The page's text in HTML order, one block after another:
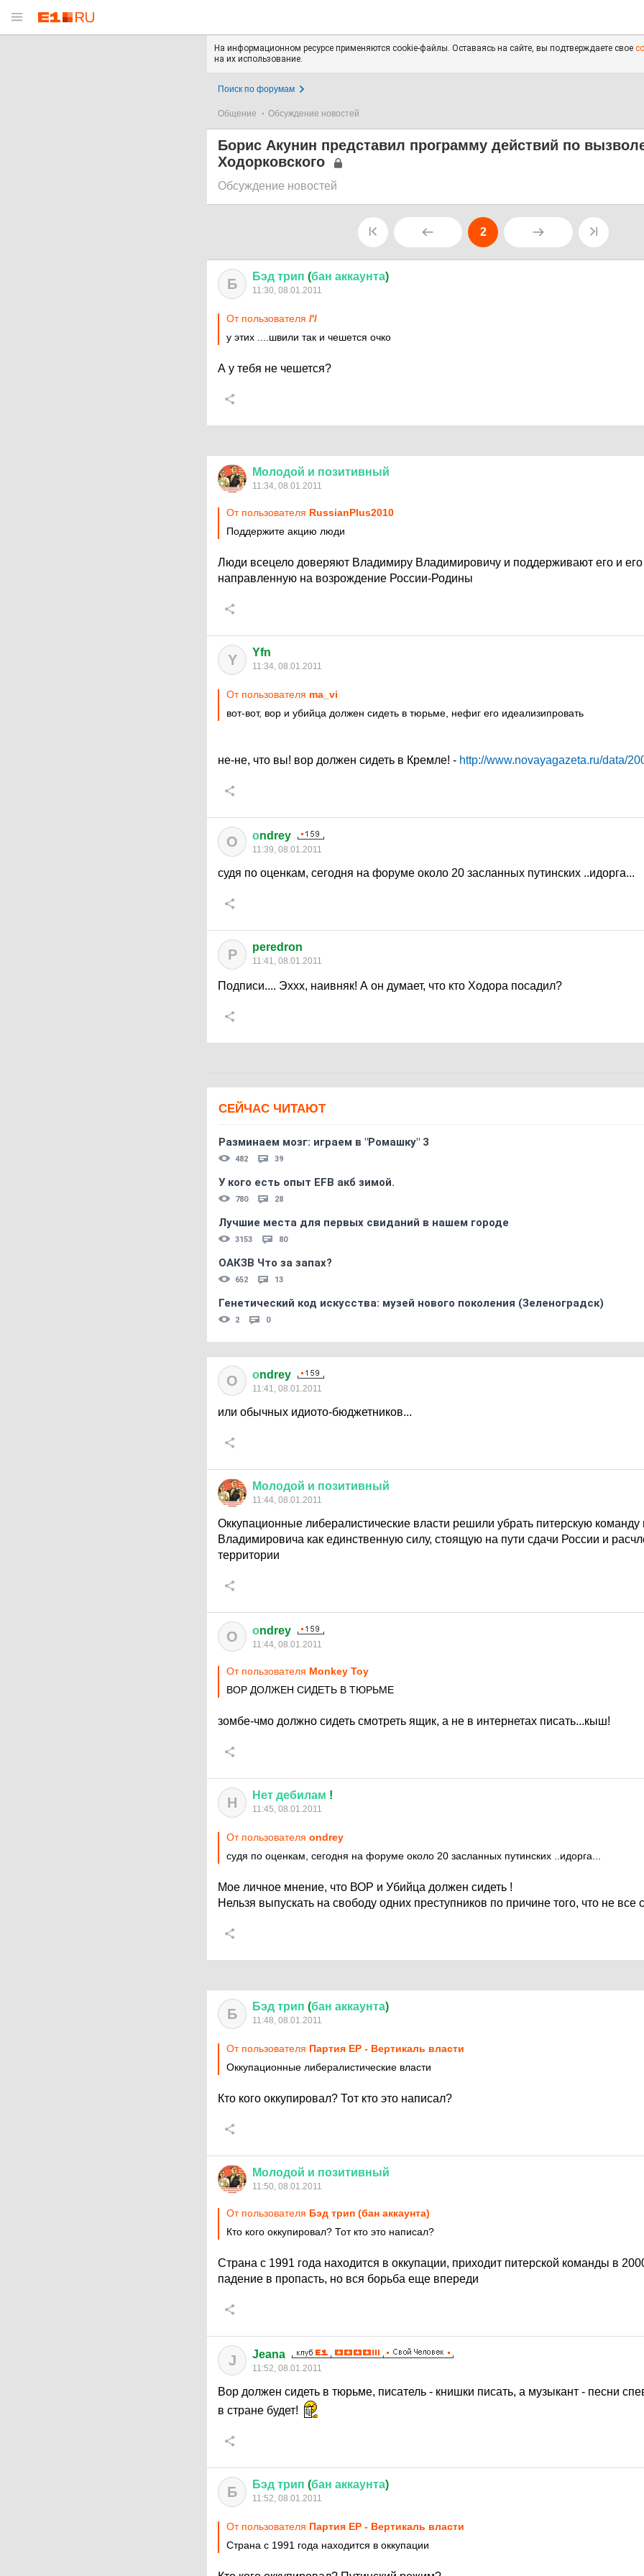
На информационном ресурсе применяются cookie-файлы. Оставаясь на сайте, вы подтверждаете свое
на их использование.
Поиск по форумам
Общение Обсуждение новостей
Борис Акунин представил программу действий по
Ходорковского
Обсуждение новостей
2
Б Бэд трип (бан аккаунта)
11:30, 08.01.2011
От пользователя /'/
у этих ....швили так и чешется очко
А у тебя не чешется?
Молодой и позитивный
11:34, 08.01.2011
От пользователя RussianPlus2010
Поддержите акцию люди
Люди всецело доверяют Владимиру Владимировичу и поддерживают его и его
направленную на возрождение России-Родины
Y Yfn
11:34, 08.01.2011
От пользователя ma_vi
вот-вот, вор и убийца должен сидеть в тюрьме, нефиг его идеализипровать
не-не, что вы! вор должен сидеть в Кремле! - http://www.novayagazeta.ru/data/
О оndrey
11:39, 08.01.2011
судя по оценкам, сегодня на форуме около 20 засланных путинских ..идорга...
P peredron
11:41, 08.01.2011
Подписи.... Эххх, наивняк! А он думает, что кто Ходора посадил?
СЕЙЧАС ЧИТАЮТ
Разминаем мозг: играем в "Ромашку" 3
482 39
У кого есть опыт EFB акб зимой.
780 28
Лучшие места для первых свиданий в нашем городе
3153 80
ОАКЗВ Что за запах?
652 13
Генетический код искусства: музей нового поколения (Зеленоградск)
2 0
О оndrey
11:41, 08.01.2011
или обычных идиото-бюджетников...
Молодой и позитивный
11:44, 08.01.2011
Оккупационные либералистические власти решили убрать питерскую
Владимировича как единственную силу, стоящую на пути сдачи России и
территории
О оndrey
11:44, 08.01.2011
От пользователя Monkey Toy
ВОР ДОЛЖЕН СИДЕТЬ В ТЮРЬМЕ
зомбе-чмо должно сидеть смотреть ящик, а не в интернетах писать...кыш!
Н Нет дебилам !
11:45, 08.01.2011
От пользователя оndrey
судя по оценкам, сегодня на форуме около 20 засланных путинских ..идорга...
Мое личное мнение, что ВОР и Убийца должен сидеть !
Нельзя выпускать на свободу одних преступников по причине того, что не все
Б Бэд трип (бан аккаунта)
11:48, 08.01.2011
От пользователя Партия ЕР - Вертикаль власти
Оккупационные либералистические власти
Кто кого оккупировал? Тот кто это написал?
Молодой и позитивный
11:50, 08.01.2011
От пользователя Бэд трип (бан аккаунта)
Кто кого оккупировал? Тот кто это написал?
Страна с 1991 года находится в оккупации, приходит питерской команды в
падение в пропасть, но вся борьба еще впереди
J Jeana
11:52, 08.01.2011
Вор должен сидеть в тюрьме, писатель - книшки писать, а музыкант - песни
в стране будет!
Б Бэд трип (бан аккаунта)
11:52, 08.01.2011
От пользователя Партия ЕР - Вертикаль власти
Страна с 1991 года находится в оккупации